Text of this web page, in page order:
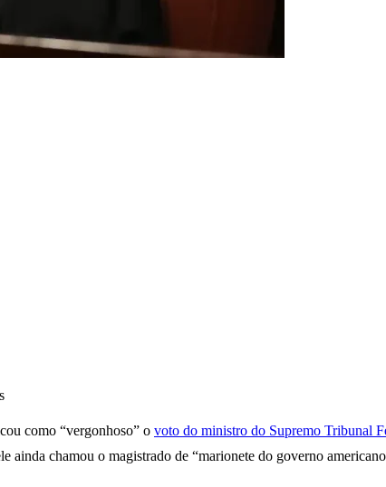
como “vergonhoso” o voto do ministro do Supremo Tribunal
ainda chamou o magistrado de “marionete do governo